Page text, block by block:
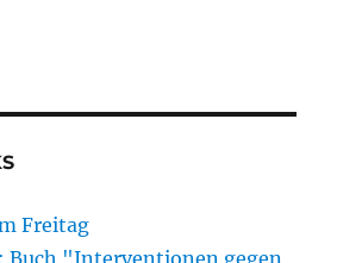
Freitag
Buch "Interventionen gegen